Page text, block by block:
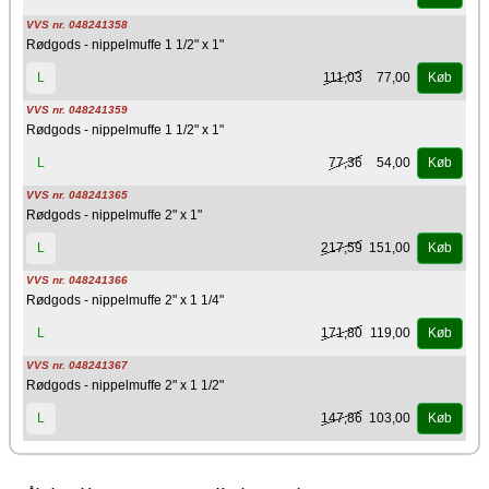
VVS nr. 048241358
Rødgods - nippelmuffe 1 1/2" x 1"
L 111,03 77,00 Køb
VVS nr. 048241359
Rødgods - nippelmuffe 1 1/2" x 1"
L 77,36 54,00 Køb
VVS nr. 048241365
Rødgods - nippelmuffe 2" x 1"
L 217,59 151,00 Køb
VVS nr. 048241366
Rødgods - nippelmuffe 2" x 1 1/4"
L 171,80 119,00 Køb
VVS nr. 048241367
Rødgods - nippelmuffe 2" x 1 1/2"
L 147,86 103,00 Køb